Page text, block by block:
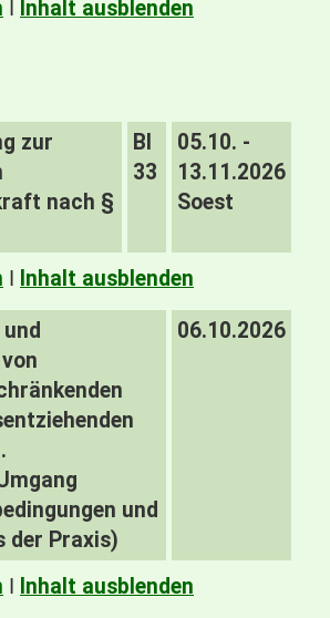
I Inhalt ausblenden
zur
nach §
BI
33
05.10. -
13.11.2026
Soest
I Inhalt ausblenden
und
der Praxis)
06.10.2026
I Inhalt ausblenden